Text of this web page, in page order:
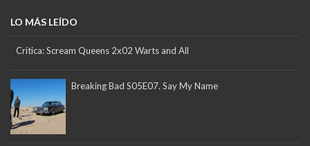
LO MÁS LEÍDO
Crítica: Scream Queens 2x02 Warts and All
Breaking Bad S05E07. Say My Name